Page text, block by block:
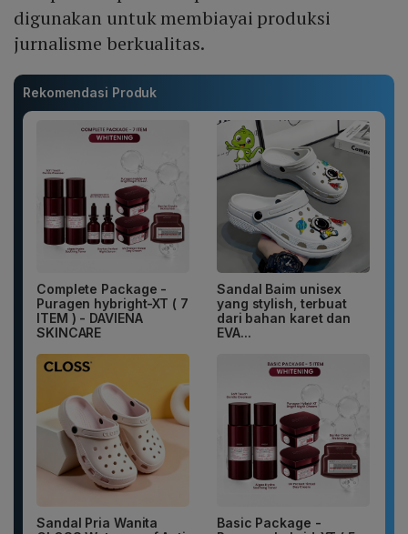
digunakan untuk membiayai produksi
jurnalisme berkualitas.
Rekomendasi Produk
Complete Package -
Puragen hybright-XT ( 7
ITEM ) - DAVIENA
SKINCARE
Sandal Baim unisex
yang stylish, terbuat
dari bahan karet dan
EVA...
Sandal Pria Wanita
Basic Package -